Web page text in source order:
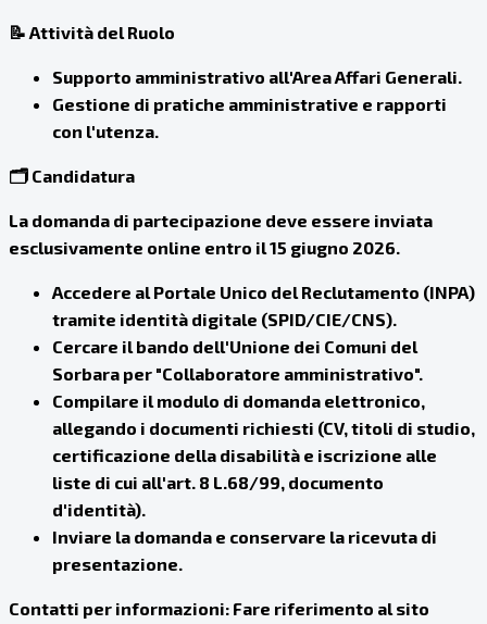
📝 Attività del Ruolo
Supporto amministrativo all'Area Affari Generali.
Gestione di pratiche amministrative e rapporti
con l'utenza.
🗂️ Candidatura
La domanda di partecipazione deve essere inviata
esclusivamente online entro il15 giugno 2026.
Accedere al Portale Unico del Reclutamento (INPA)
tramite identità digitale (SPID/CIE/CNS).
Cercare il bando dell'Unione dei Comuni del
Sorbara per "Collaboratore amministrativo".
Compilare il modulo di domanda elettronico,
allegando i documenti richiesti (CV, titoli di studio,
certificazione della disabilità e iscrizione alle
liste di cui all'art. 8 L.68/99, documento
d'identità).
Inviare la domanda e conservare la ricevuta di
presentazione.
Contatti per informazioni: Fare riferimento al sito